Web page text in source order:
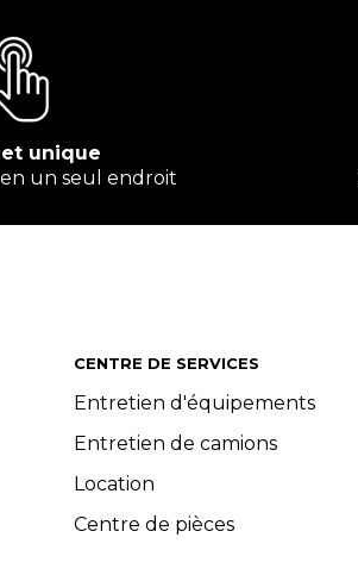
unique
un seul endroit
CENTRE DE SERVICES
Entretien d'équipements
Entretien de camions
Location
Centre de pièces